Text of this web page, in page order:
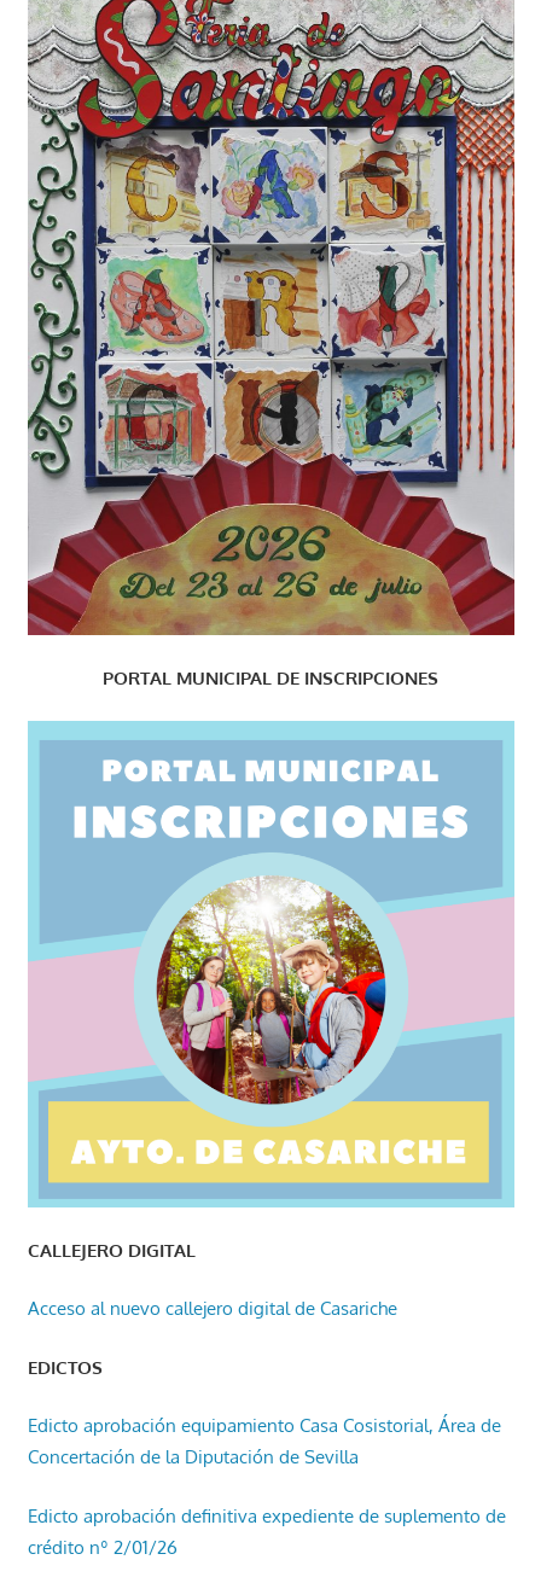
PORTAL MUNICIPAL DE INSCRIPCIONES
CALLEJERO DIGITAL
Acceso al nuevo callejero digital de Casariche
EDICTOS
Edicto aprobación equipamiento Casa Cosistorial, Área de
Concertación de la Diputación de Sevilla
Edicto aprobación definitiva expediente de suplemento de
crédito nº 2/01/26